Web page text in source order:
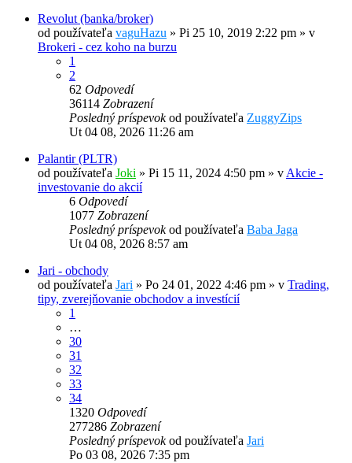
Revolut (banka/broker)
od používateľa vaguHazu » Pi 25 10, 2019 2:22 pm » v
Brokeri - cez koho na burzu
1
2
62 Odpovedí
36114 Zobrazení
Posledný príspevokod používateľa ZuggyZips
Ut 04 08, 2026 11:26 am
Palantir (PLTR)
od používateľa Joki » Pi 15 11, 2024 4:50 pm » vAkcie -
investovanie do akcií
6 Odpovedí
1077 Zobrazení
Posledný príspevokod používateľa Baba Jaga
Ut 04 08, 2026 8:57 am
Jari - obchody
od používateľa Jari » Po 24 01, 2022 4:46 pm » v Trading,
tipy, zverejňovanie obchodov a investícií
1
…
30
31
32
33
34
1320 Odpovedí
277286 Zobrazení
Posledný príspevokod používateľa Jari
Po 03 08, 2026 7:35 pm